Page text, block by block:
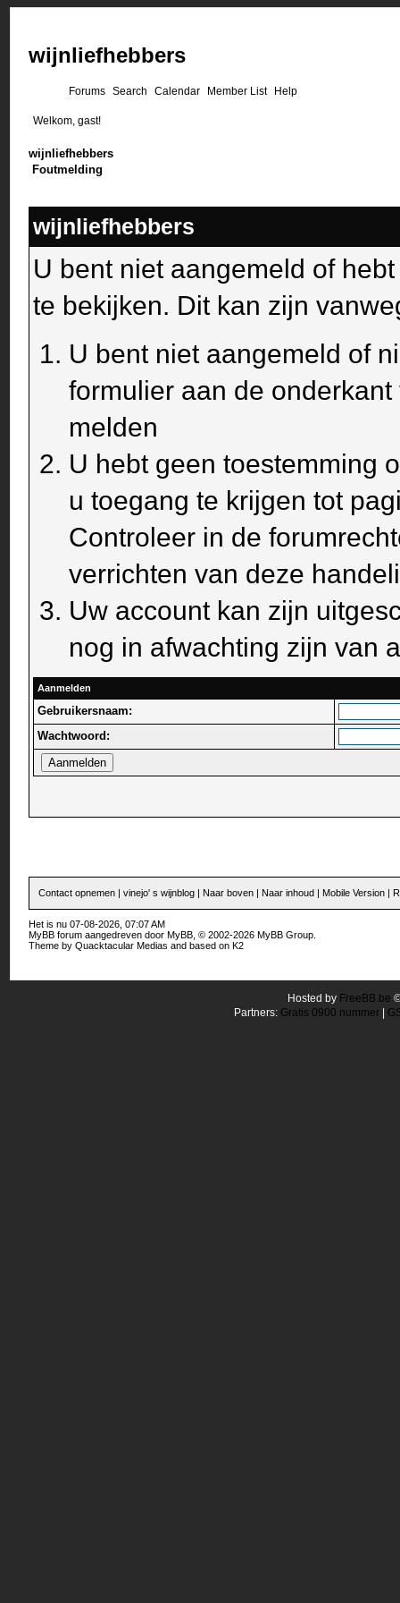
wijnliefhebbers
Forums Search Calendar Member List Help
Welkom, gast!
wijnliefhebbers
Foutmelding
wijnliefhebbers
U bent niet aangemeld of
te bekijken. Dit kan zijn
U bent niet aangemeld of
formulier aan de
melden
U hebt geen toestemming
u toegang te krijgen tot
Controleer in de
verrichten van deze
Uw account kan zijn
nog in afwachting zijn van
Aanmelden
Gebruikersnaam:
Wachtwoord:
Contact opnemen |vinejo' s wijnblog | Naar boven | Naar inhoud | Mobile Version |
Het is nu 07-08-2026, 07:07 AM
MyBB forum aangedreven doorMyBB , © 2002-2026MyBB Group
Theme byQuacktacular Medias and based onK2
Hosted by FreeBB.be
Partners: Gratis 0900 nummer|